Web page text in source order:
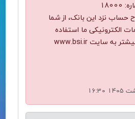
حساب نزد این بانک، از شما
الکترونیکی ما استفاده
نمایید. برای آگاهی بیشتر به سایت www.bsi.ir